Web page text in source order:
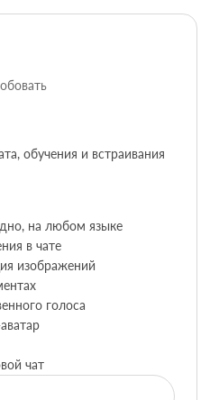
обучения и встраивания
на любом языке
в чате
изображений
голоса
чат